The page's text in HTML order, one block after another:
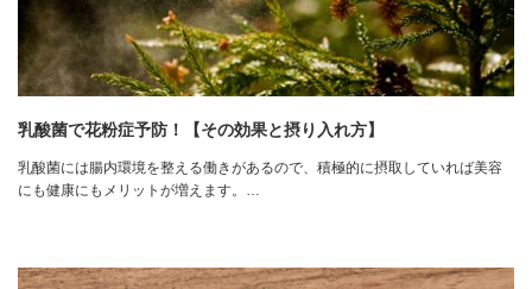
乳酸菌で花粉症予防！【その効果と摂り入れ方】
乳酸菌には腸内環境を整える働きがあるので、積極的に摂取していれば美容
にも健康にもメリットが増えます。…